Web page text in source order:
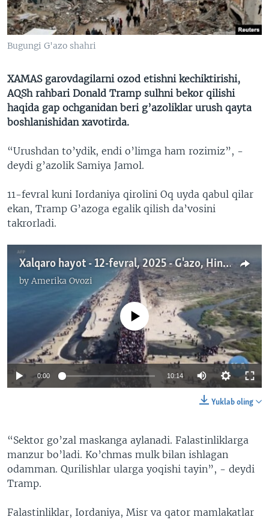
VIDEO
XABARLAR SURATLARDA
ODNOKLASSNIKI
TELEGRAM
TWITTER
SOUNDCLOUD
VOA
Bugungi G'azo shahri
XAMAS garovdagilarni ozod etishni kechiktirishi,
AQSh rahbari Donald Tramp sulhni bekor qilishi
haqida gap ochganidan beri g’azoliklar urush qayta
boshlanishidan xavotirda.
“Urushdan to’ydik, endi o’limga ham rozimiz”, -
deydi g’azolik Samiya Jamol.
11-fevral kuni Iordaniya qirolini Oq uyda qabul qilar
ekan, Tramp G’azoga egalik qilish da’vosini
takrorladi.
Xalqaro hayot - 12-fevral, 2025 - G'azo, Hindiston, AQSh
by Amerika Ovozi
Auto 240p 360p 480p
720p 1080p
No media source currently available
0:00 10:14 Auto
480p
720p
Yuklab oling
“Sektor go’zal maskanga aylanadi. Falastinliklarga
manzur bo’ladi. Ko’chmas mulk bilan ishlagan
odamman. Qurilishlar ularga yoqishi tayin”, - deydi
Tramp.
Falastinliklar, Iordaniya, Misr va qator mamlakatlar